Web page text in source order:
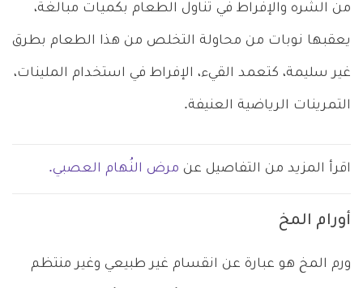
من الشره والإفراط في تناول الطعام بكميات مبالغة،
يعقبها نوبات من محاولة التخلص من هذا الطعام بطرق
غير سليمة، كتعمد القيء، الإفراط في استخدام الملينات،
التمرينات الرياضية العنيفة.
اقرأ المزيد من التفاصيل عن مرض النُهام العصبي.
أورام المخ
ورم المخ هو عبارة عن انقسام غير طبيعي وغير منتظم